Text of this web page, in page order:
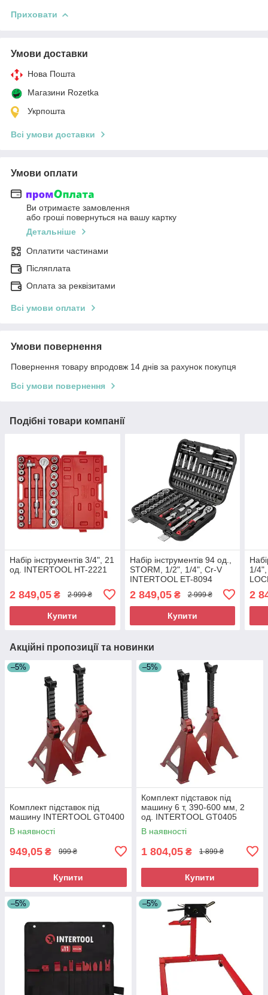
Приховати
Умови доставки
Нова Пошта
Магазини Rozetka
Укрпошта
Всі умови доставки
Умови оплати
Ви отримаєте замовлення
або гроші повернуться на вашу картку
Детальніше
Оплатити частинами
Післяплата
Оплата за реквізитами
Всі умови оплати
Умови повернення
Повернення товару впродовж 14 днів за рахунок покупця
Всі умови повернення
Подібні товари компанії
Набір інструментів 3/4", 21
од. INTERTOOL HT-2221
2 849,05 ₴ 2 999 ₴
Купити
Набір інструментів 94 од.,
STORM, 1/2", 1/4", Cr-V
INTERTOOL ET-8094
2 849,05₴ 2 999 ₴
Купити
1/
2
Акційні пропозиції та новинки
–5%
Комплект підставок під
машину INTERTOOL GT0400
В наявності
949,05 ₴ 999 ₴
Купити
–5%
Комплект підставок під
машину 6 т, 390-600 мм, 2
од. INTERTOOL GT0405
В наявності
1 804,05 ₴ 1 899 ₴
Купити
–5% –5%